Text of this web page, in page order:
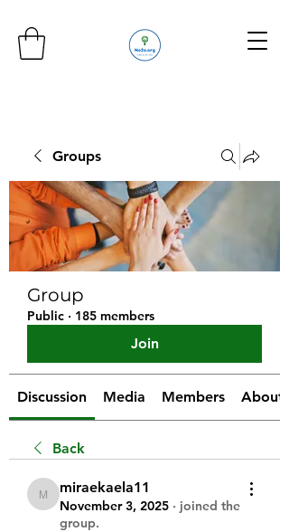
Groups
Group
Public · 185 members
Join
Discussion Media Members About
Back
miraekaela11
miraekaela11
November 3, 2025 · joined the
group.